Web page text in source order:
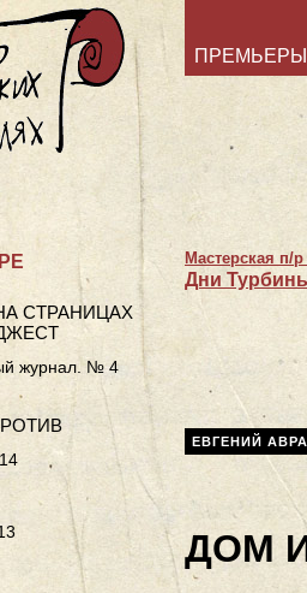
ПРЕМЬЕРЫ
Мастерская п/
Дни
ЕВГЕНИЙ
ДОМ
СТРАНИЦАХ
журнал. № 4